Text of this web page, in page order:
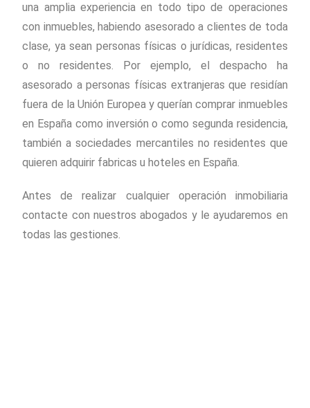
una amplia experiencia en todo tipo de operaciones
con inmuebles, habiendo asesorado a clientes de toda
clase, ya sean personas físicas o jurídicas, residentes
o no residentes. Por ejemplo, el despacho ha
asesorado a personas físicas extranjeras que residían
fuera de la Unión Europea y querían comprar inmuebles
en España como inversión o como segunda residencia,
también a sociedades mercantiles no residentes que
quieren adquirir fabricas u hoteles en España.
Antes de realizar cualquier operación inmobiliaria
contacte con nuestros abogados y le ayudaremos en
todas las gestiones.